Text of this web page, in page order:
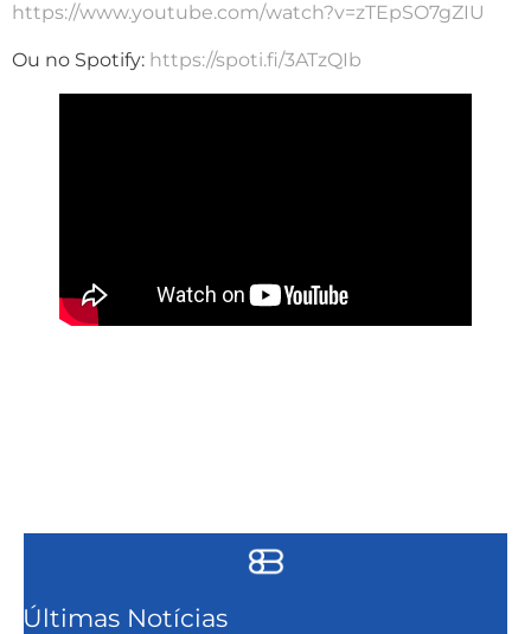
https://www.youtube.com/watch?v=zTEpSO7gZIU
Ou no Spotify: https://spoti.fi/3ATzQIb
Últimas Notícias